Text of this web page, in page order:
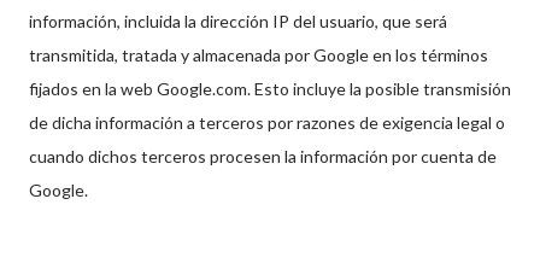
información, incluida la dirección IP del usuario, que será
transmitida, tratada y almacenada por Google en los términos
fijados en la web Google.com. Esto incluye la posible transmisión
de dicha información a terceros por razones de exigencia legal o
cuando dichos terceros procesen la información por cuenta de
Google.